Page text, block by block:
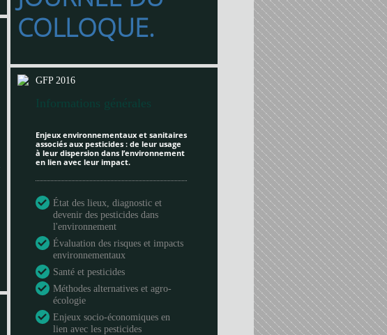
COLLOQUE.
GFP 2016
Informations générales
Enjeux environnementaux et sanitaires
associés aux pesticides : de leur usage
à leur dispersion dans l’environnement
en lien avec leur impact.
État des lieux, diagnostic et
devenir des pesticides dans
l'environnement
Évaluation des risques et impacts
environnementaux
Santé et pesticides
Méthodes alternatives et agro-
écologie
Enjeux socio-économiques en
lien avec les pesticides